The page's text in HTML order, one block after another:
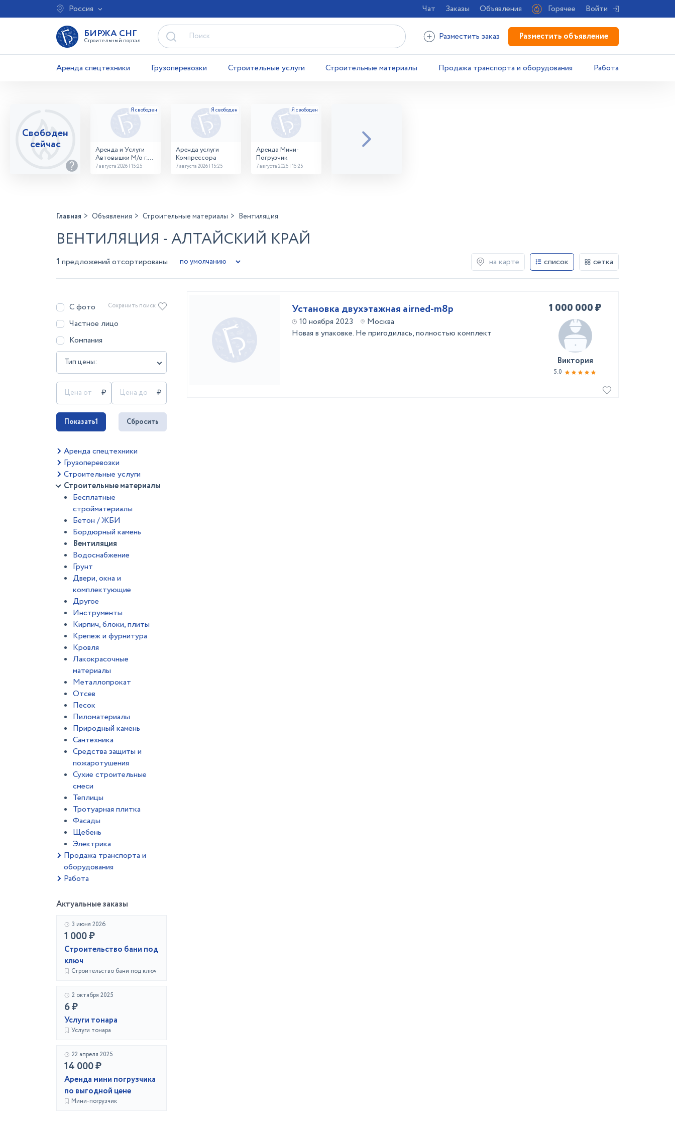
Россия Чат Заказы Объявления Горячее Войти
БИРЖА СНГ
Строительный портал Разместить заказ Разместить объявление
Аренда спецтехники Грузоперевозки Строительные услуги Строительные материалы Продажа транспорта и оборудования Работа
Свободен
сейчас
Аренда и Услуги
Автовышки М/о г.
Домодедово
7 августа 2026 | 15:25
Аренда услуги
Компрессора
7 августа 2026 | 15:25
Аренда Мини-
Погрузчик
7 августа 2026 | 15:25
Главная Объявления Строительные материалы Вентиляция
ВЕНТИЛЯЦИЯ - АЛТАЙСКИЙ КРАЙ
1 предложений отсортированы на карте список сетка
С фото
Частное лицо
Компания
Тип цены:
Сохранить поиск
Показать1 Сбросить
Аренда спецтехники
Грузоперевозки
Строительные услуги
Строительные материалы
Бесплатные
стройматериалы
Бетон / ЖБИ
Бордюрный камень
Вентиляция
Водоснабжение
Грунт
Двери, окна и
комплектующие
Другое
Инструменты
Кирпич, блоки, плиты
Крепеж и фурнитура
Кровля
Лакокрасочные
материалы
Металлопрокат
Отсев
Песок
Пиломатериалы
Природный камень
Сантехника
Средства защиты и
пожаротушения
Сухие строительные
смеси
Теплицы
Тротуарная плитка
Фасады
Щебень
Электрика
Продажа транспорта и
оборудования
Работа
Актуальные заказы
3 июня 2026
1 000 ₽
Строительство бани под
ключ
Строительство бани под ключ
2 октября 2025
6 ₽
Услуги тонара
Услуги тонара
22 апреля 2025
14 000 ₽
Аренда мини погрузчика
по выгодной цене
Мини-погрузчик
Установка двухэтажная airned-m8p
10 ноября 2023
Москва
Новая в упаковке. Не пригодилась, полностью комплект
1 000 000 ₽
Виктория
5.0